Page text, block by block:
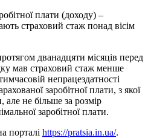
плати (доходу) –
страховий стаж понад вісім
дванадцяти місяців перед
мав страховий стаж менше
непрацездатності
заробітної плати, з якої
але не більше за розмір
заробітної плати.
порталі https://pratsia.in.ua/.